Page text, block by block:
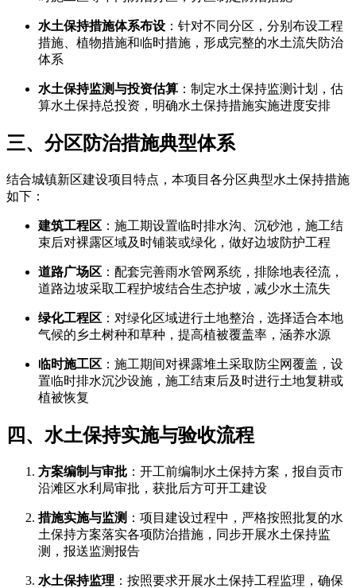
水土保持措施体系布设 ：针对不同分区，分别布设工程
措施、植物措施和临时措施，形成完整的水土流失防治
体系
水土保持监测与投资估算 ：制定水土保持监测计划，估
算水土保持总投资，明确水土保持措施实施进度安排
三、分区防治措施典型体系
结合城镇新区建设项目特点，本项目各分区典型水土保持措施
如下：
建筑工程区 ：施工期设置临时排水沟、沉砂池，施工结
束后对裸露区域及时铺装或绿化，做好边坡防护工程
道路广场区 ：配套完善雨水管网系统，排除地表径流，
道路边坡采取工程护坡结合生态护坡，减少水土流失
绿化工程区 ：对绿化区域进行土地整治，选择适合本地
气候的乡土树种和草种，提高植被覆盖率，涵养水源
临时施工区 ：施工期间对裸露堆土采取防尘网覆盖，设
置临时排水沉沙设施，施工结束后及时进行土地复耕或
植被恢复
四、水土保持实施与验收流程
方案编制与审批 ：开工前编制水土保持方案，报自贡市
沿滩区水利局审批，获批后方可开工建设
措施实施与监测 ：项目建设过程中，严格按照批复的水
土保持方案落实各项防治措施，同步开展水土保持监
测，报送监测报告
水土保持监理 ：按照要求开展水土保持工程监理，确保